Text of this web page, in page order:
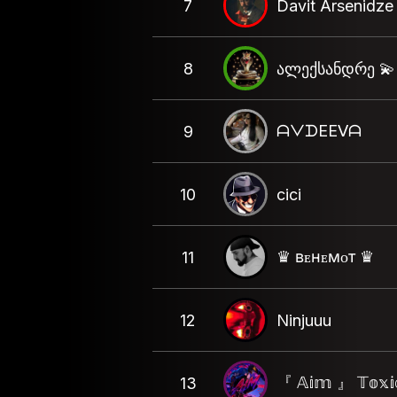
7 Davit Arsenidze
8 ალექსანდრე
9 ᗩᐯᗪEEᐯᗩ
10 cici
11 ♛ ʙᴇʜᴇᴍᴏᴛ ♛
12 Ninjuuu
13 『 𝔸𝕚𝕞 』